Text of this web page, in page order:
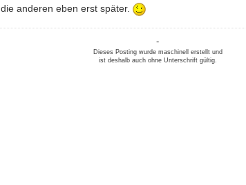
anderen eben erst später.
-
Dieses Posting wurde maschinell erstellt und
ist deshalb auch ohne Unterschrift gültig.